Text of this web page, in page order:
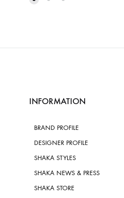
INFORMATION
BRAND PROFILE
DESIGNER PROFILE
SHAKA STYLES
SHAKA NEWS & PRESS
SHAKA STORE